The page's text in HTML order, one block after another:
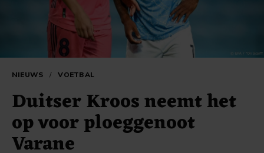
NIEUWS / VOETBAL
Duitser Kroos neemt het
op voor ploeggenoot
Varane